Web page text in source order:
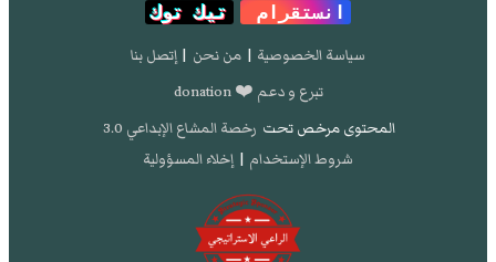
انستقرام
تيك توك
سياسة الخصوصية | من نحن | إتصل بنا
تبرع و دعم ❤️ donation
المحتوى مرخص تحت رخصة المشاع الإبداعي 3.0
شروط الإستخدام | إخلاء المسؤولية